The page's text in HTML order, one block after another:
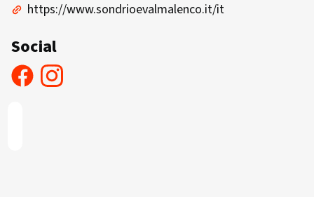
https://www.sondrioevalmalenco.it/it
Social